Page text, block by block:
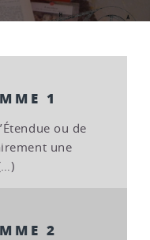
1
ou de
une
2